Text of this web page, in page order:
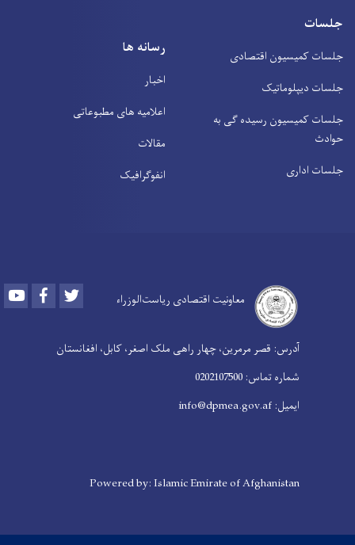
جلسات
جلسات کمیسیون اقتصادی
جلسات دیپلوماتیک
جلسات کمیسیون رسیده ګی به
حوادث
جلسات اداری
رسانه ها
اخبار
اعلامیه های مطبوعاتی
مقالات
انفوګرافیک
معاونیت اقتصادی ریاست‌الوزراء Youtube Facebook
آدرس: قصر مرمرین، چهار راهی ملک اصغر، کابل، افغانستان
شماره تماس: 0202107500
ایمیل: info@dpmea.gov.af
Powered by: Islamic Emirate of Afghanistan